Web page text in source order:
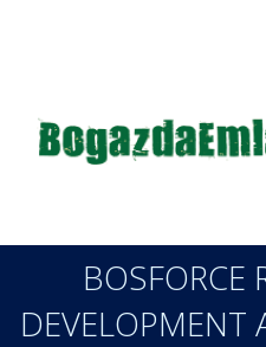
BOSFORCE
DEVELOPMENT